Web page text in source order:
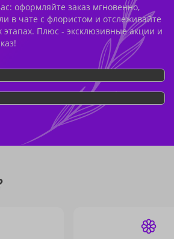
оформляйте заказ мгновенно,
в чате с флористом и отслеживайте
этапах. Плюс - эксклюзивные акции и